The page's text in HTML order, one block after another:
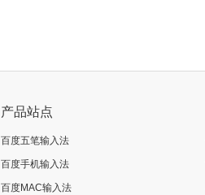
产品站点
百度五笔输入法
百度手机输入法
百度MAC输入法